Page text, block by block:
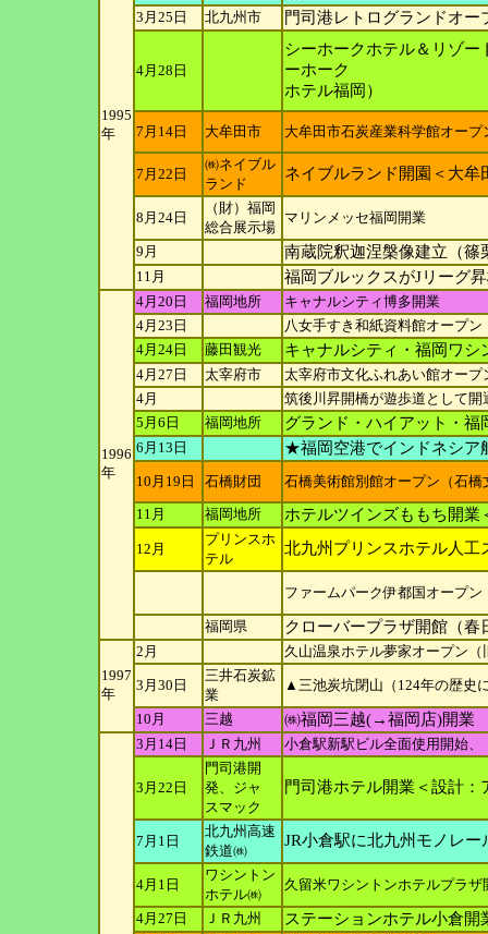
1995
年
3月25日
北九州市 門司港レトログランドオー
4月28日
シーホークホテル＆リゾ
ーホーク
ホテル福岡）
7月14日 大牟田市 大牟田市石炭産業科学館オープ
7月22日
㈱ネイブル
ランド
ネイブルランド開園＜大牟
8月24日
（財）福岡
総合展示場
マリンメッセ福岡開業
9月 南蔵院釈迦涅槃像建立（篠
11月 福岡ブルックスがJリーグ
1996
年
4月20日 福岡地所
キャナルシティ博多開業
4月23日
八女手すき和紙資料館オープン
4月24日
藤田観光 キャナルシティ・福岡ワシ
4月27日 太宰府市
太宰府市文化ふれあい館オープ
4月
筑後川昇開橋が遊歩道として開
5月6日
福岡地所 グランド・ハイアット・
6月13日 ★福岡空港でインドネシア
10月19日 石橋財団
石橋美術館別館オープン（石橋
11月
福岡地所 ホテルツインズももち開業
12月
プリンスホ
テル
北九州プリンスホテル人工
ファームパーク伊都国オープン
福岡県 クローバープラザ開館（
1997
年
2月 久山温泉ホテル夢家オープン
3月30日
三井石炭鉱
業
▲三池炭坑閉山（124年の歴史
10月 三越 ㈱福岡三越(→福岡店)開業
3月14日 ＪＲ九州 小倉駅新駅ビル全面使用開始
3月22日
門司港開
発、ジャ
スマック
門司港ホテル開業＜設計：
7月1日
北九州高速
鉄道㈱
JR小倉駅に北九州モノレ
4月1日
ワシントン
ホテル㈱
久留米ワシントンホテルプラザ
4月27日 ＪＲ九州 ステーションホテル小倉開